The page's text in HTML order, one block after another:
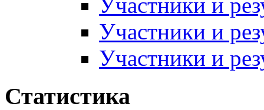
Участники и
Участники и
Статистика